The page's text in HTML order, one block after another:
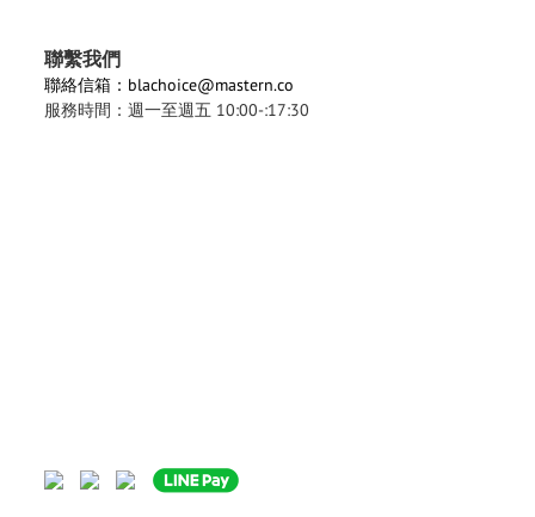
聯繫我們
聯絡信箱：blachoice@mastern.co
服務時間：週一至週五 10:00-:17:30